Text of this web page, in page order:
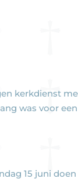
kerkdienst
was voor een
15 juni doen